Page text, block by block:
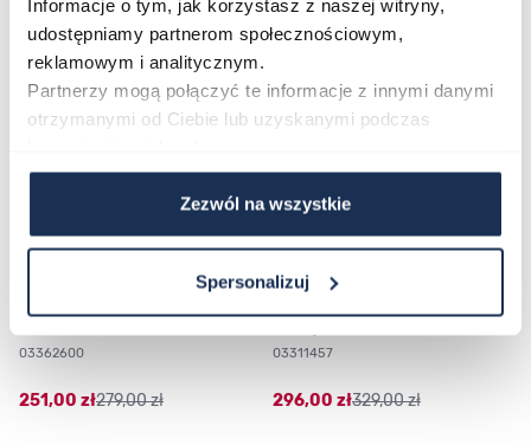
Informacje o tym, jak korzystasz z naszej witryny,
udostępniamy partnerom społecznościowym,
reklamowym i analitycznym.
Partnerzy mogą połączyć te informacje z innymi danymi
otrzymanymi od Ciebie lub uzyskanymi podczas
Zezwól na wszystkie
Spersonalizuj
Poruszanie się po elementach karuzeli jest możliwe za pomocą
Naciśnij, aby pominąć karuzelę
Naciśnij, aby przejść do nawigacji karuzeli
CASIO Sport AE-1200WHD-
03362600
251,00 zł279,00 zł
Casio Sport AQ-230GA-
03311457
296,00 zł329,00 zł